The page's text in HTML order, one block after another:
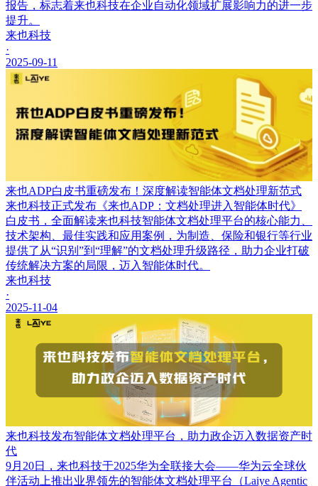
报告，标志着来也科技在企业自动化领域扩展影响力的进一步
提升。
来也科技
·
2025-09-11
来也ADP白皮书重磅发布！深度解读智能体文档处理新范式
来也科技正式发布《来也ADP：文档处理进入智能体时代》
白皮书，全面解读来也科技智能体文档处理平台的核心能力、
技术架构、最佳实践和应用案例，为制造、保险和银行等行业
提供了从“识别”到“理解”的文档处理升级路径，助力企业打破
传统解决方案的局限，迈入智能体时代。
来也科技
·
2025-11-04
来也科技发布智能体文档处理平台，助力政企迈入数据资产时
代
9月20日，来也科技于2025华为全联接大会——华为云全球伙
伴活动上推出业界领先的智能体文档处理平台（Laiye Agentic